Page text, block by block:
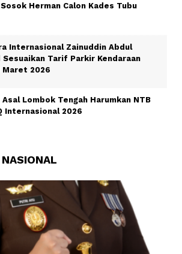
Herman Calon Kades Tubu
Internasional Zainuddin Abdul
Sesuaikan Tarif Parkir Kendaraan
Maret 2026
Asal Lombok Tengah Harumkan NTB
Internasional 2026